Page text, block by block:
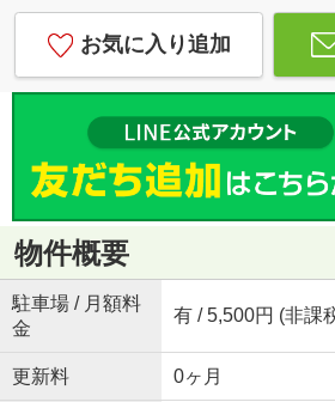
お気に入り追加
物件概要
駐車場 / 月額料
金
有 / 5,500円 (非課
更新料 0ヶ月